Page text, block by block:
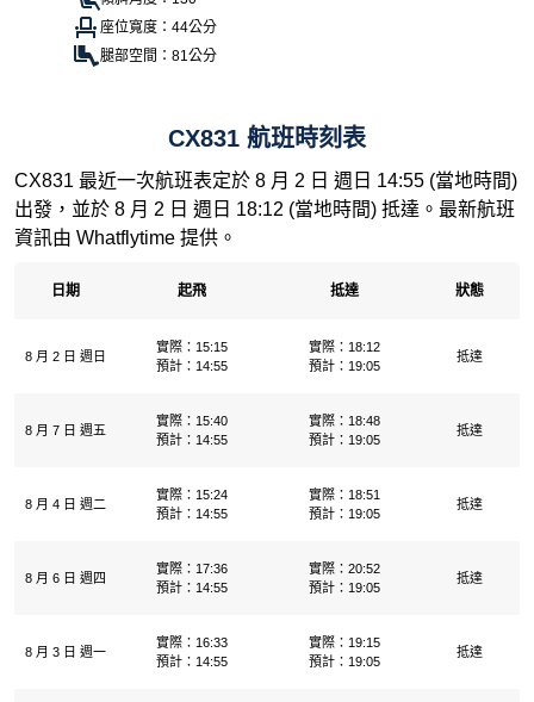
座位寬度：44公分
腿部空間：81公分
CX831 航班時刻表
CX831 最近一次航班表定於 8 月 2 日 週日 14:55 (當地時間)
出發，並於 8 月 2 日 週日 18:12 (當地時間) 抵達。最新航班
資訊由 Whatflytime 提供。
日期 起飛 抵達 狀態
8 月 2 日 週日
實際：15:15
預計：14:55
實際：18:12
預計：19:05
抵達
8 月 7 日 週五
實際：15:40
預計：14:55
實際：18:48
預計：19:05
抵達
8 月 4 日 週二
實際：15:24
預計：14:55
實際：18:51
預計：19:05
抵達
8 月 6 日 週四
實際：17:36
預計：14:55
實際：20:52
預計：19:05
抵達
8 月 3 日 週一
實際：16:33
預計：14:55
實際：19:15
預計：19:05
抵達